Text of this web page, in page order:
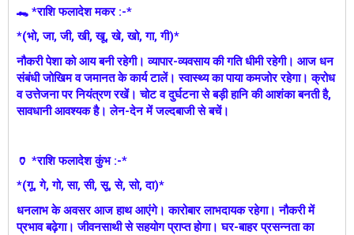
🐊 *राशि फलादेश मकर :-*
*(भो, जा, जी, खी, खू, खे, खो, गा, गी)*
नौकरी पेशा को आय बनी रहेगी। व्यापार-व्यवसाय की गति धीमी रहेगी। आज धन
संबंधी जोखिम व जमानत के कार्य टालें। स्वास्थ्य का पाया कमजोर रहेगा। क्रोध
व उत्तेजना पर नियंत्रण रखें। चोट व दुर्घटना से बड़ी हानि की आशंका बनती है,
सावधानी आवश्यक है। लेन-देन में जल्दबाजी से बचें।
🏺 *राशि फलादेश कुंभ :-*
*(गू, गे, गो, सा, सी, सू, से, सो, दा)*
धनलाभ के अवसर आज हाथ आएंगे। कारोबार लाभदायक रहेगा। नौकरी में
प्रभाव बढ़ेगा। जीवनसाथी से सहयोग प्राप्त होगा। घर-बाहर प्रसन्नता का